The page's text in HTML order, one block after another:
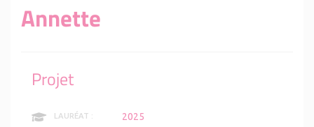
Annette
Projet
LAURÉAT : 2025